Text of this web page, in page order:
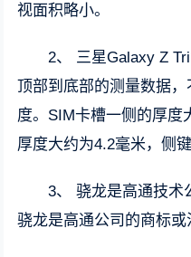
视面积略小。
2、 三星Galaxy Z
顶部到底部的测量数据
度。SIM卡槽一侧的厚度
厚度大约为4.2毫米，侧
3、 骁龙是高通技术
骁龙是高通公司的商标或